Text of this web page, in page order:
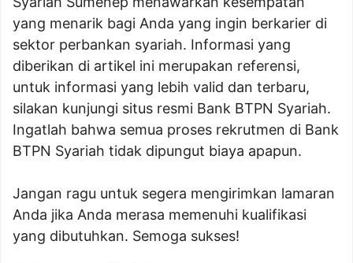
yang menarik bagi Anda yang ingin berkarier di
sektor perbankan syariah. Informasi yang
diberikan di artikel ini merupakan referensi,
untuk informasi yang lebih valid dan terbaru,
silakan kunjungi situs resmi Bank BTPN Syariah.
Ingatlah bahwa semua proses rekrutmen di Bank
BTPN Syariah tidak dipungut biaya apapun.
Jangan ragu untuk segera mengirimkan lamaran
Anda jika Anda merasa memenuhi kualifikasi
yang dibutuhkan. Semoga sukses!